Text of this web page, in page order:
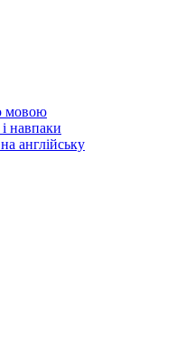
мовою
навпаки
англійську